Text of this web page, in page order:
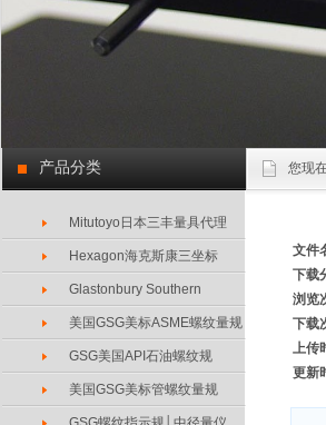
产品分类
Mitutoyo日本三丰量具代理
Hexagon海克斯康三坐标
Glastonbury Southern
美国GSG美标ASME螺纹量规
GSG美国API石油螺纹规
美国GSG美标管螺纹量规
您现
文件
下载
浏览
下载
上传
更新